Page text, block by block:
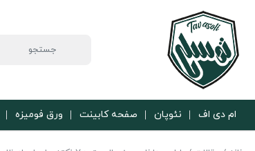
ام دی اف نئوپان صفحه کابینت ورق فومیزه